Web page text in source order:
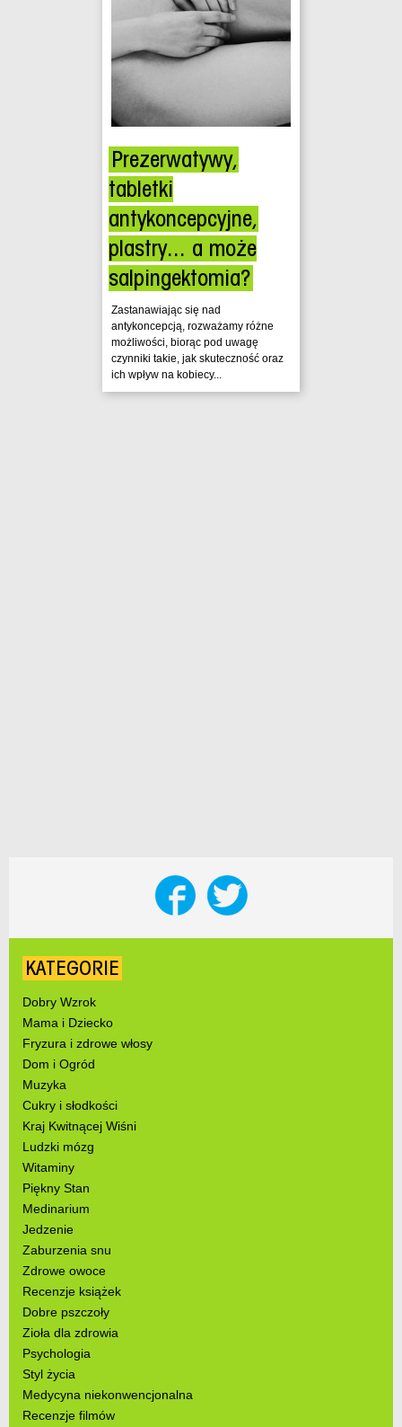
Prezerwatywy,
tabletki
antykoncepcyjne,
plastry... a może
salpingektomia?
Zastanawiając się nad
antykoncepcją, rozważamy różne
możliwości, biorąc pod uwagę
czynniki takie, jak skuteczność oraz
ich wpływ na kobiecy...
KATEGORIE
Dobry Wzrok
Mama i Dziecko
Fryzura i zdrowe włosy
Dom i Ogród
Muzyka
Cukry i słodkości
Kraj Kwitnącej Wiśni
Ludzki mózg
Witaminy
Piękny Stan
Medinarium
Jedzenie
Zaburzenia snu
Zdrowe owoce
Recenzje książek
Dobre pszczoły
Zioła dla zdrowia
Psychologia
Styl życia
Medycyna niekonwencjonalna
Recenzje filmów